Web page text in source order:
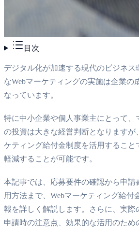
目次
デジタル化が加速する現代のビジネス
なWebマーケティングの実施は企業の
なっています。
特に中小企業や個人事業主にとって、
の投資は大きな経営判断となりますが
ケティング給付金制度を活用すること
軽減することが可能です。
本記事では、応募要件の確認から申請
用方法まで、Webマーケティング給付
報を詳しく解説します。さらに、実際
申請時の注意点、効果的な活用のため